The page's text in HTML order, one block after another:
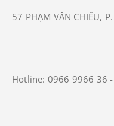
57 PHẠM VĂN CHIÊU,
Hotline: 0966 9966 36